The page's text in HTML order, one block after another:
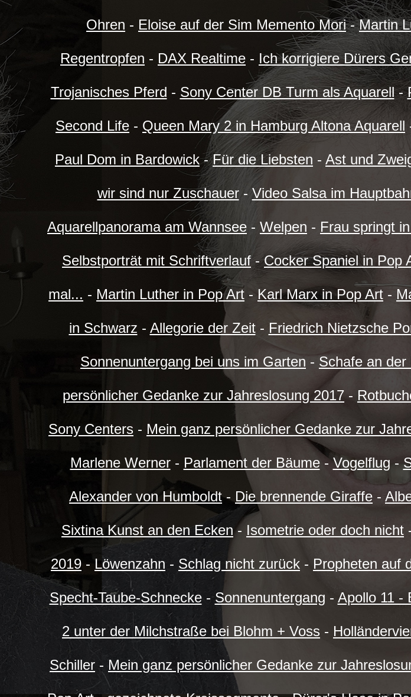
Ohren - Eloise auf der Sim Memento Mori-Martin
Regentropfen - DAX Realtime - Ich korrigiere Dürers
Trojanisches Pferd - Sony Center DB Turm als Aquarell-
Second Life - Queen Mary 2 in Hamburg Altona Aquarell
Paul Dom in Bardowick-Für die Liebsten - Ast und
wir sind nur Zuschauer- Video Salsa im
Aquarellpanorama am Wannsee - Welpen - Frau springt
Selbstporträt mit Schriftverlauf -Cocker Spaniel in Pop
mal... - Martin Luther in Pop Art - Karl Marx in Pop Art -
in Schwarz - Allegorie der Zeit- Friedrich Nietzsche
Sonnenuntergang bei uns im Garten - Schafe an der
persönlicher Gedanke zur Jahreslosung 2017-
Sony Centers - Mein ganz persönlicher Gedanke zur
Marlene Werner- Parlament der Bäume-Vogelflug -
Alexander von Humboldt- Die brennende Giraffe -
Sixtina Kunst an den Ecken- Isometrie oder doch nicht
2019 - Löwenzahn - Schlag nicht zurück - Propheten auf
Specht-Taube-Schnecke-Sonnenuntergang - Apollo 11 -
2 unter der Milchstraße bei Blohm + Voss -
Schiller - Mein ganz persönlicher Gedanke zur